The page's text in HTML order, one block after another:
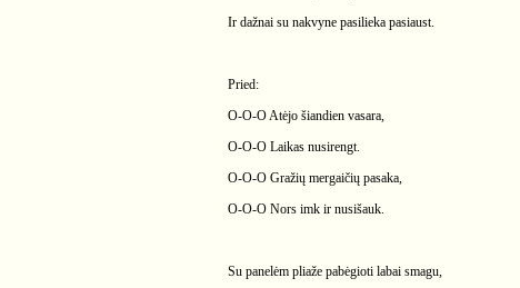
Ir dažnai su nakvyne pasilieka pasiaust.
Pried:
O-O-O Atėjo šiandien vasara,
O-O-O Laikas nusirengt.
O-O-O Gražių mergaičių pasaka,
O-O-O Nors imk ir nusišauk.
Su panelėm pliaže pabėgioti labai smagu,